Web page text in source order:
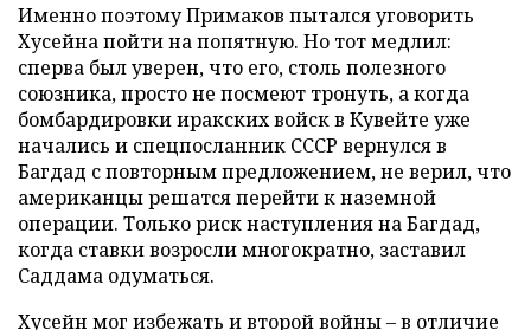
Именно поэтому Примаков пытался уговорить
Хусейна пойти на попятную. Но тот медлил:
сперва был уверен, что его, столь полезного
союзника, просто не посмеют тронуть, а когда
бомбардировки иракских войск в Кувейте уже
начались и спецпосланник СССР вернулся в
Багдад с повторным предложением, не верил, что
американцы решатся перейти к наземной
операции. Только риск наступления на Багдад,
когда ставки возросли многократно, заставил
Саддама одуматься.
Хусейн мог избежать и второй войны – в отличие